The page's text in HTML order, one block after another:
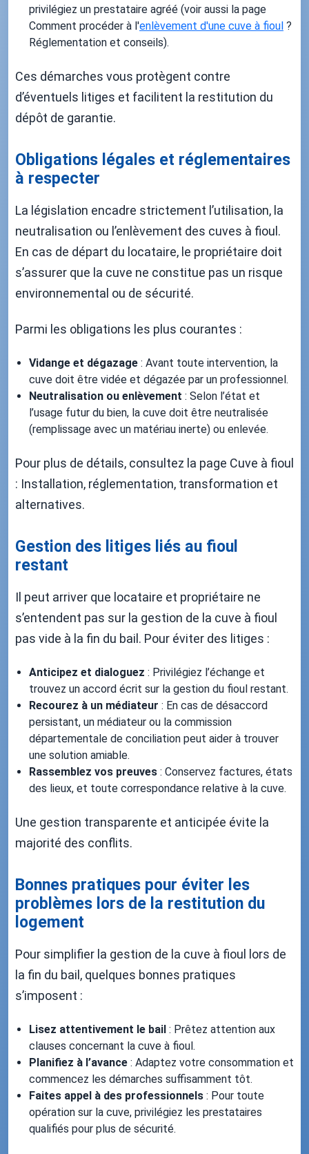
privilégiez un prestataire agréé (voir aussi la page
Comment procéder à l'enlèvement d'une cuve à fioul ?
Réglementation et conseils).
Ces démarches vous protègent contre
d’éventuels litiges et facilitent la restitution du
dépôt de garantie.
Obligations légales et réglementaires
à respecter
La législation encadre strictement l’utilisation, la
neutralisation ou l’enlèvement des cuves à fioul.
En cas de départ du locataire, le propriétaire doit
s’assurer que la cuve ne constitue pas un risque
environnemental ou de sécurité.
Parmi les obligations les plus courantes :
Vidange et dégazage : Avant toute intervention, la
cuve doit être vidée et dégazée par un professionnel.
Neutralisation ou enlèvement : Selon l’état et
l’usage futur du bien, la cuve doit être neutralisée
(remplissage avec un matériau inerte) ou enlevée.
Pour plus de détails, consultez la page Cuve à fioul
: Installation, réglementation, transformation et
alternatives.
Gestion des litiges liés au fioul
restant
Il peut arriver que locataire et propriétaire ne
s’entendent pas sur la gestion de la cuve à fioul
pas vide à la fin du bail. Pour éviter des litiges :
Anticipez et dialoguez : Privilégiez l’échange et
trouvez un accord écrit sur la gestion du fioul restant.
Recourez à un médiateur : En cas de désaccord
persistant, un médiateur ou la commission
départementale de conciliation peut aider à trouver
une solution amiable.
Rassemblez vos preuves : Conservez factures, états
des lieux, et toute correspondance relative à la cuve.
Une gestion transparente et anticipée évite la
majorité des conflits.
Bonnes pratiques pour éviter les
problèmes lors de la restitution du
logement
Pour simplifier la gestion de la cuve à fioul lors de
la fin du bail, quelques bonnes pratiques
s’imposent :
Lisez attentivement le bail : Prêtez attention aux
clauses concernant la cuve à fioul.
Planifiez à l’avance : Adaptez votre consommation et
commencez les démarches suffisamment tôt.
Faites appel à des professionnels : Pour toute
opération sur la cuve, privilégiez les prestataires
qualifiés pour plus de sécurité.